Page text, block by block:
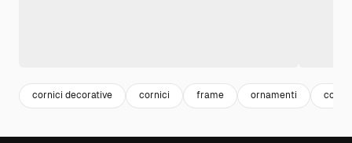
cornici decorative cornici frame ornamenti